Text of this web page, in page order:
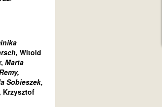
Witold
Marta
Sobieszek,
Krzysztof